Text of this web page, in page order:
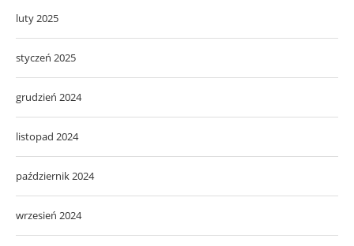
luty 2025
styczeń 2025
grudzień 2024
listopad 2024
październik 2024
wrzesień 2024